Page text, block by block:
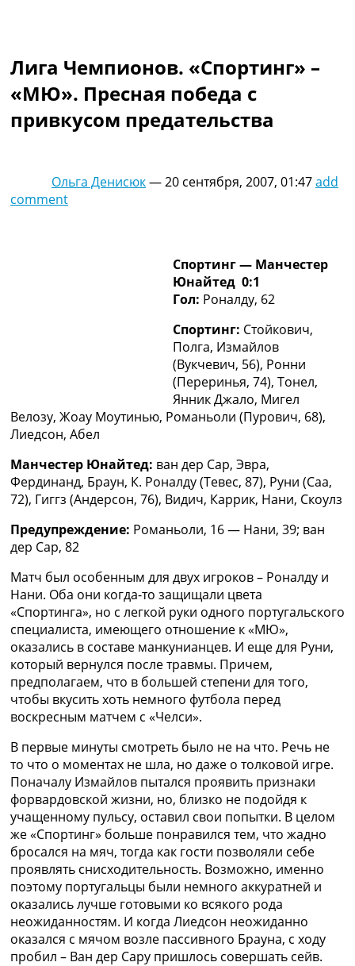
Украина. Премьер-Лига
Украина. Первая Лига
Лига Чемпионов
Англия. Премьер Лига
Испания. Ла Лига
Таблицы групп Чемпионата Мира
Англия. Премьер-Лига
Испания. Ла Лига
Рейтинг стран УЕФА
Рейтинг клубов УЕФА
RU
UA
Categories
Главная
Видео
Трансферы
Последние комментарии
Конкурс прогнозов
Логин
Рейтинги
Правила
Коллективный прогноз
Турниры
Чемпионат Мира
Украина. Премьер-Лига
Украина. Первая Лига
Лига Чемпионов
Англия. Премьер Лига
Испания. Ла Лига
Другие Турниры >>>
Таблицы
Таблицы групп Чемпионата Мира
Украина. Премьер-Лига
Украина. Первая Лига
Лига Чемпионов. Таблицы групп
Англия. Премьер-Лига
Испания. Ла Лига
Все таблицы >>>
Лига Чемпионов. «Спортинг» –
«МЮ». Пресная победа с
привкусом предательства
Ольга Денисюк—20 сентября, 2007, 01:47add
comment
Спортинг — Манчестер
Юнайтед 0:1
Гол: Роналду, 62
Спортинг: Стойкович,
Полга, Измайлов
(Вукчевич, 56), Ронни
(Переринья, 74), Тонел,
Янник Джало, Мигел
Велозу, Жоау Моутинью, Романьоли (Пурович, 68),
Лиедсон, Абел
Манчестер Юнайтед: ван дер Сар, Эвра,
Фердинанд, Браун, К. Роналду (Тевес, 87), Руни (Саа,
72), Гиггз (Андерсон, 76), Видич, Каррик, Нани, Скоулз
Предупреждение: Романьоли, 16 — Нани, 39; ван
дер Сар, 82
Матч был особенным для двух игроков – Роналду и
Нани. Оба они когда-то защищали цвета
«Спортинга», но с легкой руки одного португальского
специалиста, имеющего отношение к «МЮ»,
оказались в составе манкунианцев. И еще для Руни,
который вернулся после травмы. Причем,
предполагаем, что в большей степени для того,
чтобы вкусить хоть немного футбола перед
воскресным матчем с «Челси».
В первые минуты смотреть было не на что. Речь не
то что о моментах не шла, но даже о толковой игре.
Поначалу Измайлов пытался проявить признаки
форвардовской жизни, но, близко не подойдя к
учащенному пульсу, оставил свои попытки. В целом
же «Спортинг» больше понравился тем, что жадно
бросался на мяч, тогда как гости позволяли себе
проявлять снисходительность. Возможно, именно
поэтому португальцы были немного аккуратней и
оказались лучше готовыми ко всякого рода
неожиданностям. И когда Лиедсон неожиданно
оказался с мячом возле пассивного Брауна, с ходу
пробил – Ван дер Сару пришлось совершать сейв.